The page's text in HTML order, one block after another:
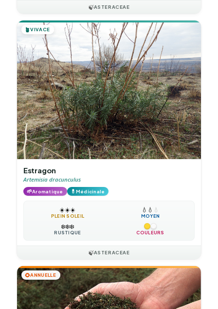
🍃ASTERACEAE
🪴VIVACE
Estragon
Artemisia dracunculus
🌱Aromatique 💊 Médicinale
☀️☀️☀️
PLEIN SOLEIL
💧 💧 💧
MOYEN
❄️❄️❄️
RUSTIQUE COULEURS
🍃ASTERACEAE
🌻ANNUELLE